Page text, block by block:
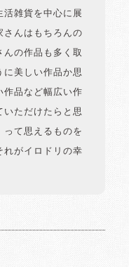
活雑貨を中心に展
さんはもちろんの
の作品も多く取
に美しい作品か思
作品など幅広い作
いただけたらと思
って思えるものを
れがイロドリの幸